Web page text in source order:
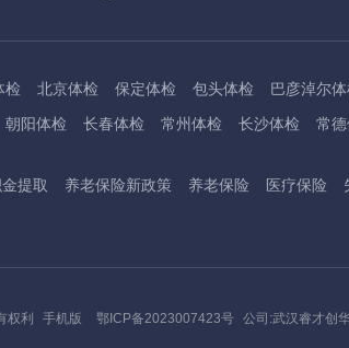
检 北京体检 保定体检 包头体检 巴彦淖尔体
朝阳体检 长春体检 常州体检 长沙体检 常
桂林体检 贵港体检 广元体检 贵阳体检
锦州体检 吉林体检 齐齐哈尔体检 鸡西体检
提取 养老保险新政策 养老保险 医疗保险
权利 手机版 鄂ICP备2023007423号 公司:武汉睿才创